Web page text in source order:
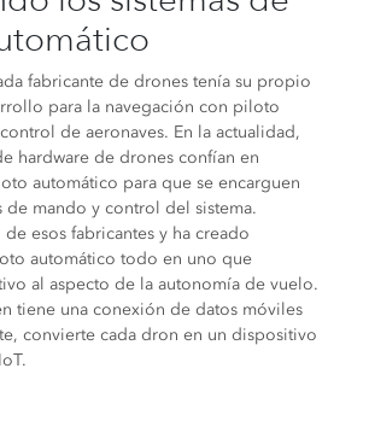
fabricante de drones tenía su propio
para la navegación con piloto
de aeronaves. En la actualidad,
hardware de drones confían en
automático para que se encarguen
de mando y control del sistema.
esos fabricantes y ha creado
automático todo en uno que
al aspecto de la autonomía de vuelo.
tiene una conexión de datos móviles
convierte cada dron en un dispositivo